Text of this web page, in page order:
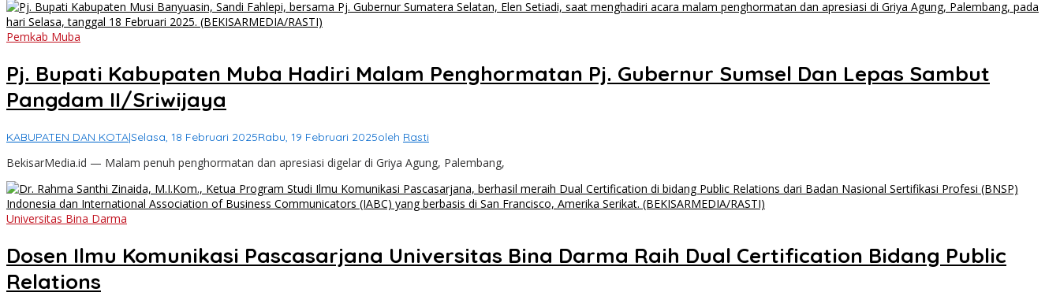
Pemkab Muba
Pj. Bupati Kabupaten Muba Hadiri Malam Penghormatan Pj. Gubernur Sumsel Dan Lepas Sambut
Pangdam II/Sriwijaya
KABUPATEN DAN KOTA|Selasa, 18 Februari 2025Rabu, 19 Februari 2025oleh Rasti
BekisarMedia.id — Malam penuh penghormatan dan apresiasi digelar di Griya Agung, Palembang,
Universitas Bina Darma
Dosen Ilmu Komunikasi Pascasarjana Universitas Bina Darma Raih Dual Certification Bidang Public
Relations